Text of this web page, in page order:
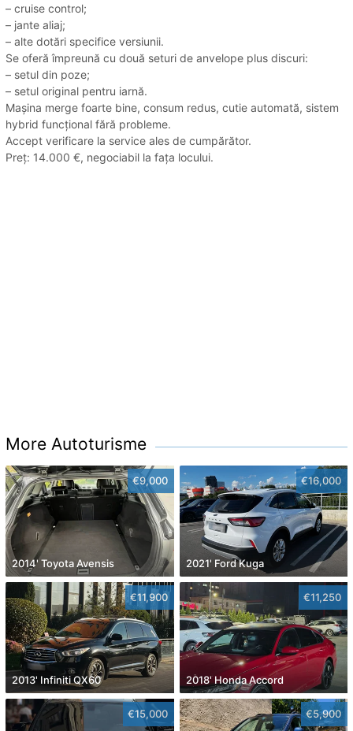
– cruise control;
– jante aliaj;
– alte dotări specifice versiunii.
Se oferă împreună cu două seturi de anvelope plus discuri:
– setul din poze;
– setul original pentru iarnă.
Mașina merge foarte bine, consum redus, cutie automată, sistem
hybrid funcțional fără probleme.
Accept verificare la service ales de cumpărător.
Preț: 14.000 €, negociabil la fața locului.
More Autoturisme
€9,000
2014' Toyota Avensis
€16,000
2021' Ford Kuga
€11,900
2013' Infiniti QX60
€11,250
2018' Honda Accord
€15,000 €5,900